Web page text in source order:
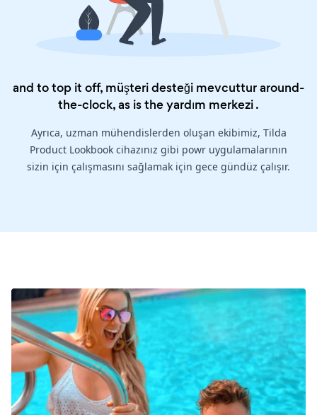
and to top it off, müşteri desteği mevcuttur around-
the-clock, as is theyardım merkezi.
Ayrıca, uzman mühendislerden oluşan ekibimiz, Tilda
Product Lookbook cihazınız gibi powr uygulamalarının
sizin için çalışmasını sağlamak için gece gündüz çalışır.